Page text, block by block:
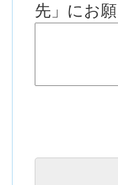
先」にお